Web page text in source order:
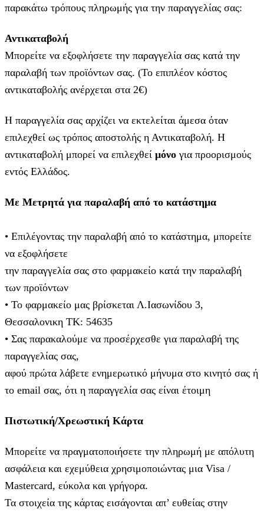
παρακάτω τρόπους πληρωμής για την παραγγελίας σας:
Αντικαταβολή
Μπορείτε να εξοφλήσετε την παραγγελία σας κατά την
παραλαβή των προϊόντων σας. (Το επιπλέον κόστος
αντικαταβολής ανέρχεται στα 2€)
Η παραγγελία σας αρχίζει να εκτελείται άμεσα όταν
επιλεχθεί ως τρόπος αποστολής η Αντικαταβολή. Η
αντικαταβολή μπορεί να επιλεχθεί μόνο για προορισμούς
εντός Ελλάδος.
Με Μετρητά για παραλαβή από το κατάστημα
• Επιλέγοντας την παραλαβή από το κατάστημα, μπορείτε
να εξοφλήσετε
την παραγγελία σας στο φαρμακείο κατά την παραλαβή
των προϊόντων
• Το φαρμακείο μας βρίσκεται Λ.Ιασωνίδου 3,
Θεσσαλονικη ΤΚ: 54635
• Σας παρακαλούμε να προσέρχεσθε για παραλαβή της
παραγγελίας σας,
αφού πρώτα λάβετε ενημερωτικό μήνυμα στο κινητό σας ή
το email σας, ότι η παραγγελία σας είναι έτοιμη
Πιστωτική/Χρεωστική Κάρτα
Μπορείτε να πραγματοποιήσετε την πληρωμή με απόλυτη
ασφάλεια και εχεμύθεια χρησιμοποιώντας μια Visa /
Mastercard, εύκολα και γρήγορα.
Τα στοιχεία της κάρτας εισάγoνται απ’ ευθείας στην